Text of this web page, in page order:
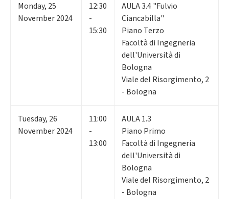
Monday, 25
November 2024
12:30
-
15:30
AULA 3.4 "Fulvio
Ciancabilla"
Piano Terzo
Facoltà di Ingegneria
dell'Università di
Bologna
Viale del Risorgimento, 2
- Bologna
Tuesday, 26
November 2024
11:00
-
13:00
AULA 1.3
Piano Primo
Facoltà di Ingegneria
dell'Università di
Bologna
Viale del Risorgimento, 2
- Bologna